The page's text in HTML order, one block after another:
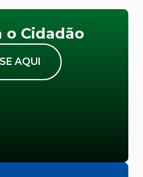
o Cidadão
AQUI